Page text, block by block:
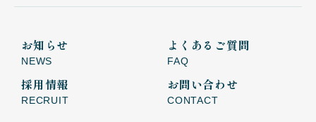
お知らせ
NEWS
よくあるご質問
FAQ
採用情報
RECRUIT
お問い合わせ
CONTACT